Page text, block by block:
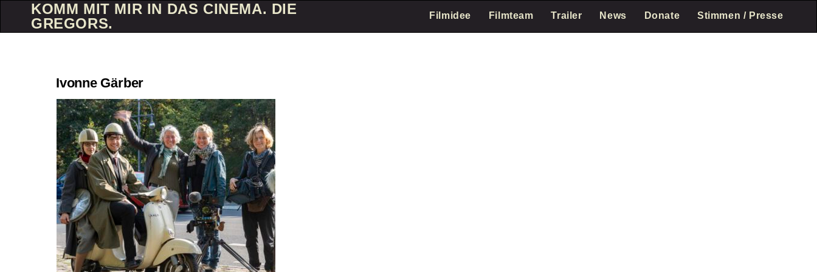
KOMM MIT MIR IN DAS CINEMA. DIE
GREGORS.
Filmidee Filmteam Trailer News Donate Stimmen / Presse
Ivonne Gärber